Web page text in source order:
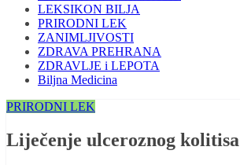
LEKSIKON BILJA
PRIRODNI LEK
ZANIMLJIVOSTI
ZDRAVA PREHRANA
ZDRAVLJE i LEPOTA
Biljna Medicina
PRIRODNI LEK
Liječenje ulceroznog kolitisa